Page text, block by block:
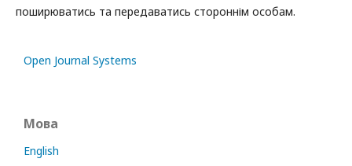
поширюватись та передаватись стороннім особам.
Open Journal Systems
Мова
English